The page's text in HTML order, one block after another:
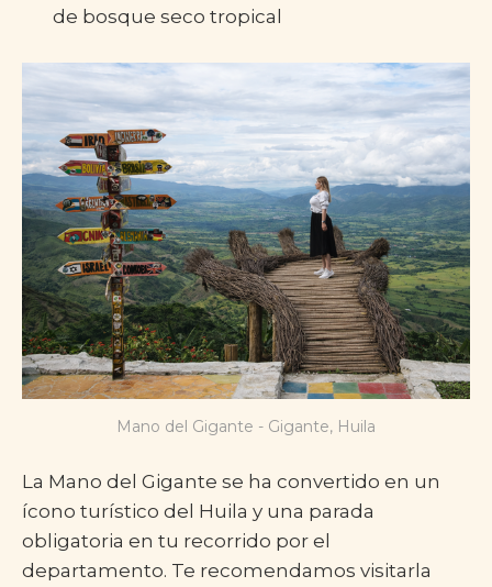
de bosque seco tropical
Mano del Gigante - Gigante, Huila
La Mano del Gigante se ha convertido en un
ícono turístico del Huila y una parada
obligatoria en tu recorrido por el
departamento. Te recomendamos visitarla